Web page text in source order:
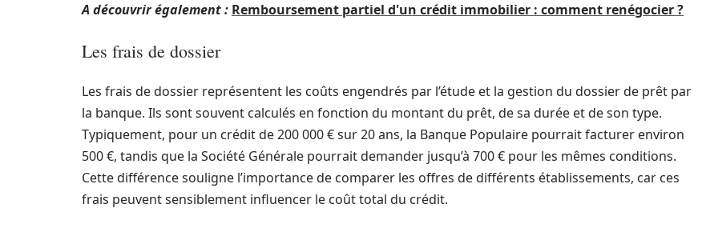
A découvrir également : Remboursement partiel d'un crédit immobilier : comment renégocier ?
Les frais de dossier
Les frais de dossier représentent les coûts engendrés par l’étude et la gestion du dossier de prêt par
la banque. Ils sont souvent calculés en fonction du montant du prêt, de sa durée et de son type.
Typiquement, pour un crédit de 200 000 € sur 20 ans, la Banque Populaire pourrait facturer environ
500 €, tandis que la Société Générale pourrait demander jusqu’à 700 € pour les mêmes conditions.
Cette différence souligne l’importance de comparer les offres de différents établissements, car ces
frais peuvent sensiblement influencer le coût total du crédit.